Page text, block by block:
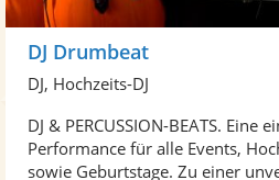
DJ Drumbeat
DJ, Hochzeits-DJ
DJ & PERCUSSION-BEATS. Eine
Performance für alle Events,
sowie Geburtstage. Zu einer